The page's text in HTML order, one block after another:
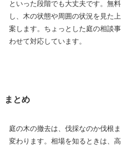
といった段階でも大丈夫です。無
し、木の状態や周囲の状況を見た
案します。ちょっとした庭の相談
わせて対応しています。
まとめ
庭の木の撤去は、伐採なのか伐根
変わります。相場を知るときは、